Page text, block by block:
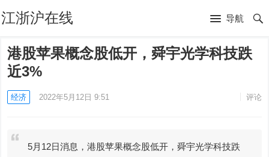
江浙沪在线 导航
港股苹果概念股低开，舜宇光学科技跌
近3%
经济 2022年5月12日 9:51 评论
5月12日消息，港股苹果概念股低开，舜宇光学科技跌